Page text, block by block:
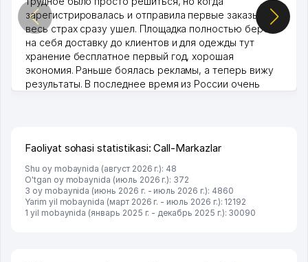
зарегистрировалась и отправила первые заказы,
весь страх сразу ушел. Площадка полностью берет
на себя доставку до клиентов и для одежды тут
хранение бесплатное первый год, хорошая
экономия. Раньше боялась рекламы, а теперь вижу
результаты. В последнее время из России очень
Faoliyat sohasi statistikasi: Call-Markazlar
Shu oy mobaynida (август 2026 г.): 48
O'tgan oy mobaynida (июль 2026 г.): 372
3 oy mobaynida (июнь 2026 г. - июль 2026 г.): 4860
Yarim yil mobaynida (март 2026 г. - июль 2026 г.): 12192
1 yil mobaynida (январь 2025 г. - декабрь 2025 г.): 30090